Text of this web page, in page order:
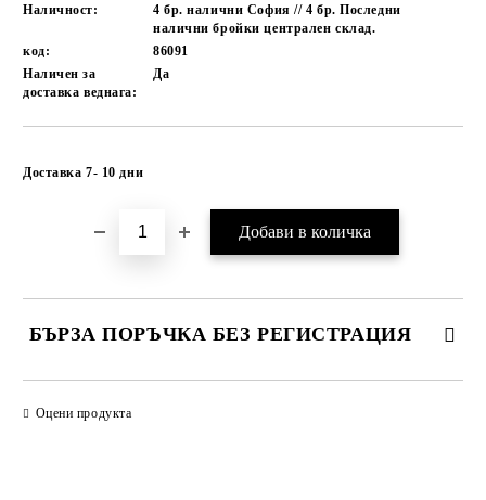
Наличност:
4 бр. налични София // 4 бр. Последни
налични бройки централен склад.
код:
86091
Наличен за
доставка веднага:
Да
Доставка 7- 10 дни
БЪРЗА ПОРЪЧКА БЕЗ РЕГИСТРАЦИЯ
Оцени продукта